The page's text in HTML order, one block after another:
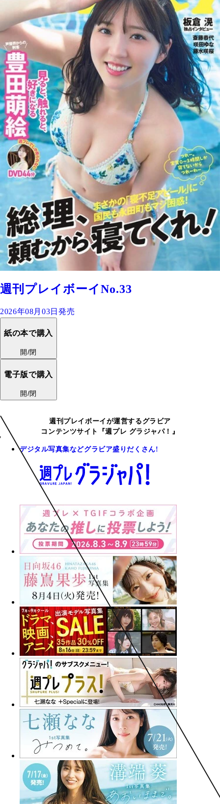
週刊プレイボーイNo.33
2026年08月03日発売
紙の本で購入
開/閉
電子版で購入
開/閉
週刊プレイボーイが運営するグラビア
コンテンツサイト『週プレ グラジャパ！』
デジタル写真集などグラビア盛りだくさん!